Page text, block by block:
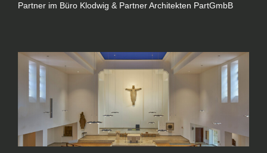
Partner im Büro Klodwig & Partner Architekten PartGmbB
Christus König Osnabrück